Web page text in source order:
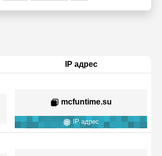
IP адрес
mcfuntime.su
IP адрес